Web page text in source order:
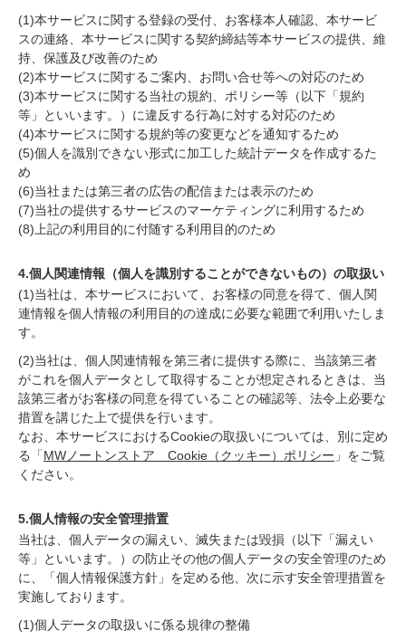
(1)本サービスに関する登録の受付、お客様本人確認、本サービ
スの連絡、本サービスに関する契約締結等本サービスの提供、維
持、保護及び改善のため
(2)本サービスに関するご案内、お問い合せ等への対応のため
(3)本サービスに関する当社の規約、ポリシー等（以下「規約
等」といいます。）に違反する行為に対する対応のため
(4)本サービスに関する規約等の変更などを通知するため
(5)個人を識別できない形式に加工した統計データを作成するた
め
(6)当社または第三者の広告の配信または表示のため
(7)当社の提供するサービスのマーケティングに利用するため
(8)上記の利用目的に付随する利用目的のため
4.個人関連情報（個人を識別することができないもの）の取扱い
(1)当社は、本サービスにおいて、お客様の同意を得て、個人関
連情報を個人情報の利用目的の達成に必要な範囲で利用いたしま
す。
(2)当社は、個人関連情報を第三者に提供する際に、当該第三者
がこれを個人データとして取得することが想定されるときは、当
該第三者がお客様の同意を得ていることの確認等、法令上必要な
措置を講じた上で提供を行います。
なお、本サービスにおけるCookieの取扱いについては、別に定め
る「MWノートンストア Cookie（クッキー）ポリシー 」をご覧
ください。
5.個人情報の安全管理措置
当社は、個人データの漏えい、滅失または毀損（以下「漏えい
等」といいます。）の防止その他の個人データの安全管理のため
に、「個人情報保護方針」を定める他、次に示す安全管理措置を
実施しております。
(1)個人データの取扱いに係る規律の整備